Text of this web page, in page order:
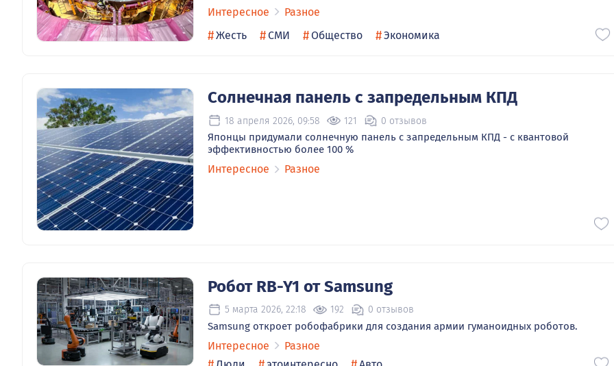
Интересное Разное
#Жесть # СМИ # Общество #Экономика
Солнечная панель с запредельным КПД
18 апреля 2026, 09:58 121 0 отзывов
Японцы придумали солнечную панель с запредельным КПД - с квантовой
эффективностью более 100 %
Интересное Разное
Робот RB-Y1 от Samsung
5 марта 2026, 22:18 192 0 отзывов
Samsung откроет робофабрики для создания армии гуманоидных роботов.
Интересное Разное